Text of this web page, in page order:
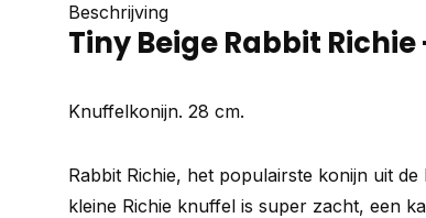
Beschrijving
Tiny Beige Rabbit
Knuffelkonijn. 28 cm.
Rabbit Richie, het populairste konijn uit
kleine Richie knuffel is super zacht, een